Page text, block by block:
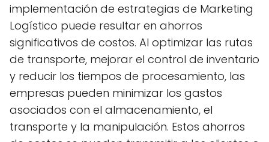
implementación de estrategias de Marketing
Logístico puede resultar en ahorros
significativos de costos. Al optimizar las rutas
de transporte, mejorar el control de inventario
y reducir los tiempos de procesamiento, las
empresas pueden minimizar los gastos
asociados con el almacenamiento, el
transporte y la manipulación. Estos ahorros